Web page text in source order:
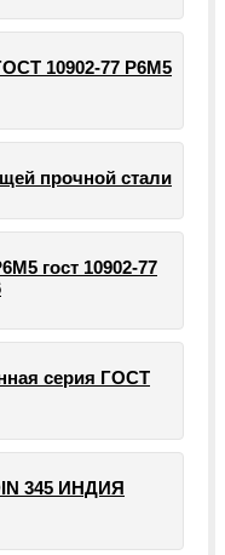
10902-77 Р6М5
прочной стали
гост 10902-77
серия ГОСТ
345 ИНДИЯ